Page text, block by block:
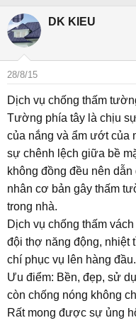
DK KIEU
28/8/15
Dịch vụ chống thấm
Tường phía tây là chịu
của nắng và ẩm ướt của
sự chênh lệch giữa bề
không đồng đều nên
nhân cơ bản gây thấm
trong nhà.
Dịch vụ chống thấm
đội thợ năng động, nhiệt
chí phục vụ lên hàng đầu.
Ưu điểm: Bền, đẹp, sử
còn chống nóng không
Rất mong được sự ủng